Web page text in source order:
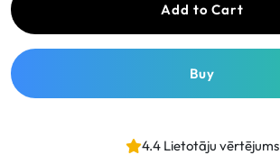
Add to Cart
Buy
4.4 Lietotāju vērtējums